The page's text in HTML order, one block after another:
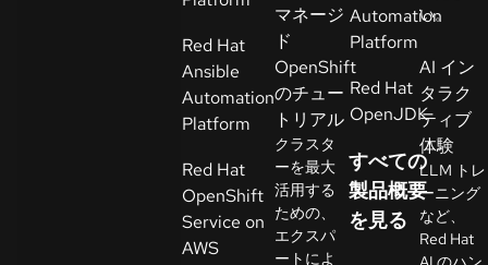
者
ト
ラ
イ
ア
ル
の
Red Hat
Ansible
Automation
Platform
Red Hat
OpenShift
Service on
AWS
マネージ
ド
OpenShift
のチュー
トリアル
クラスタ
ーを最大
活用する
ための、
エクスパ
ートによ
Automation
Platform
Red Hat
OpenJDK
すべての
製品概要
を見る
い。
AI イン
タラク
ティブ
体験
LLM トレ
ーニング
など、
Red Hat